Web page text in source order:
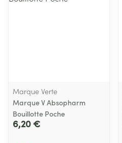
Marque Verte
Marque V Absopharm
Bouillotte Poche
6,20 €